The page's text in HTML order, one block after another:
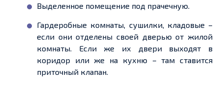
Выделенное помещение под прачечную.
Гардеробные комнаты, сушилки, кладовые –
если они отделены своей дверью от жилой
комнаты. Если же их двери выходят в
коридор или же на кухню – там ставится
приточный клапан.